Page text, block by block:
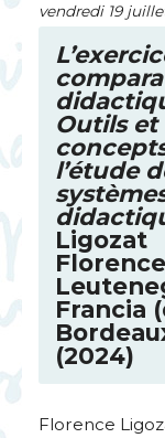
vendredi 19
Outils et
l’étude
Ligozat
Francia
(2024)
Florence